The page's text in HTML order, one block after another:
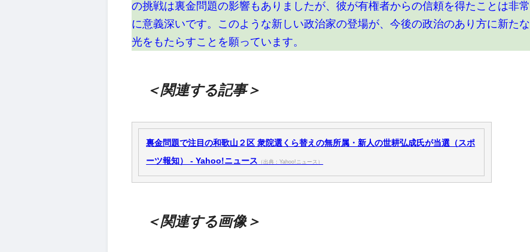
の挑戦は裏金問題の影響もありましたが、彼が有権者からの信頼を得たことは非常
に意義深いです。このような新しい政治家の登場が、今後の政治のあり方に新たな
光をもたらすことを願っています。
＜関連する記事＞
裏金問題で注目の和歌山２区 衆院選くら替えの無所属・新人の世耕弘成氏が当選（スポ
ーツ報知） - Yahoo!ニュース
（出典：Yahoo!ニュース）
＜関連する画像＞